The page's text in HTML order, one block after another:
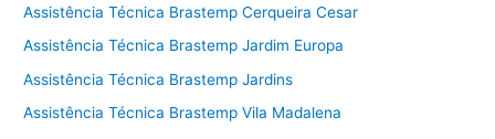
Assistência Técnica Brastemp Cerqueira Cesar
Assistência Técnica Brastemp Jardim Europa
Assistência Técnica Brastemp Jardins
Assistência Técnica Brastemp Vila Madalena